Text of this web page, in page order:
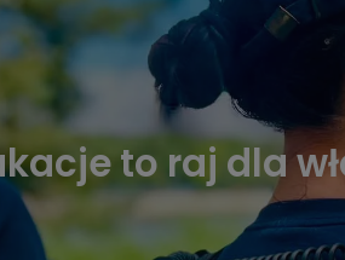
to raj dla